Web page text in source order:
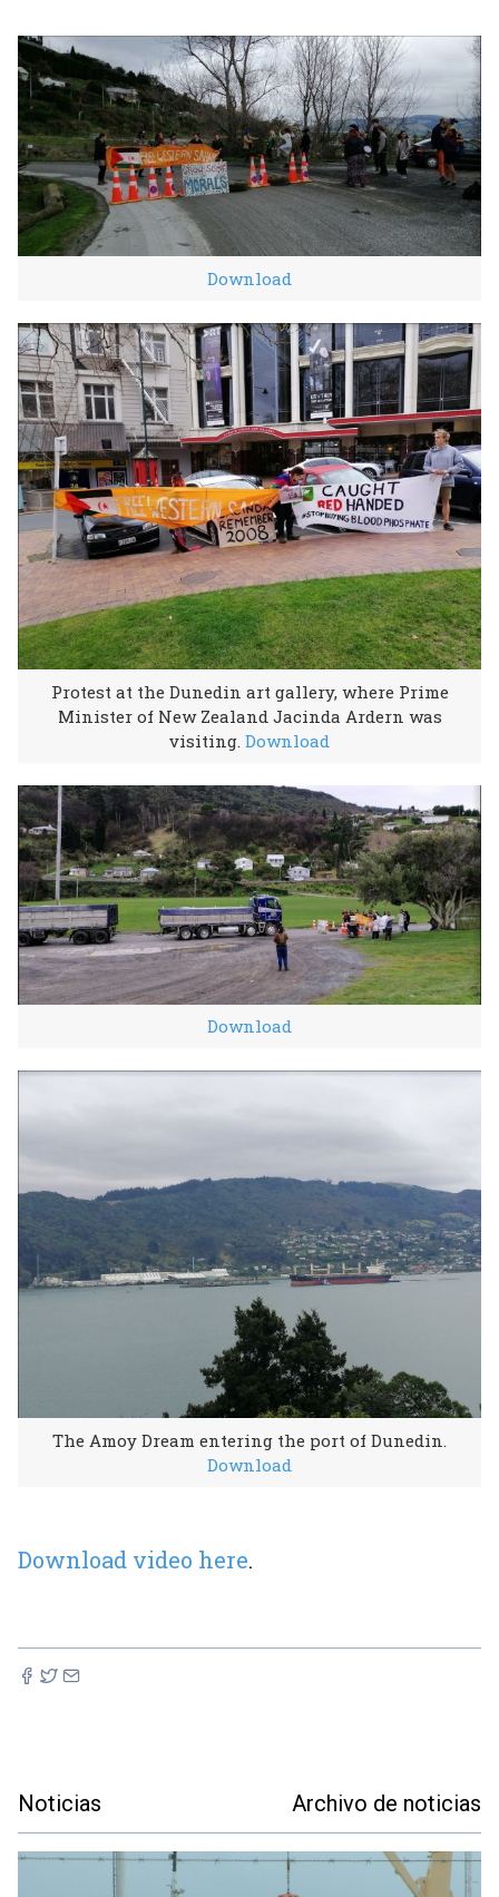
Download
Protest at the Dunedin art gallery, where Prime
Minister of New Zealand Jacinda Ardern was
visiting. Download
Download
The Amoy Dream entering the port of Dunedin.
Download
Download video here.
Noticias Archivo de noticias